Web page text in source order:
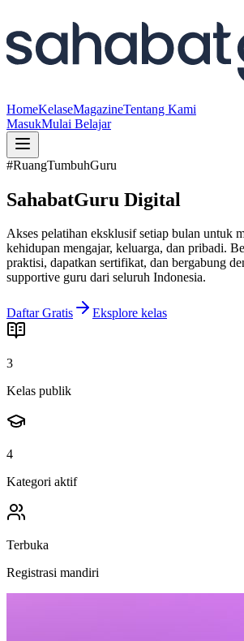
HomeKelaseMagazineTentang Kami
MasukMulai Belajar
#RuangTumbuhGuru
SahabatGuru Digital
Akses pelatihan eksklusif setiap bulan untuk
kehidupan mengajar, keluarga, dan pribadi.
praktisi, dapatkan sertifikat, dan bergabung
supportive guru dari seluruh Indonesia.
Daftar Gratis Eksplore kelas
3
Kelas publik
4
Kategori aktif
Terbuka
Registrasi mandiri